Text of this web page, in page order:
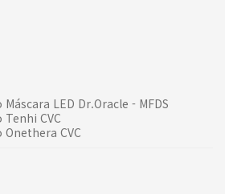
LED Dr.Oracle - MFDS
CVC
CVC